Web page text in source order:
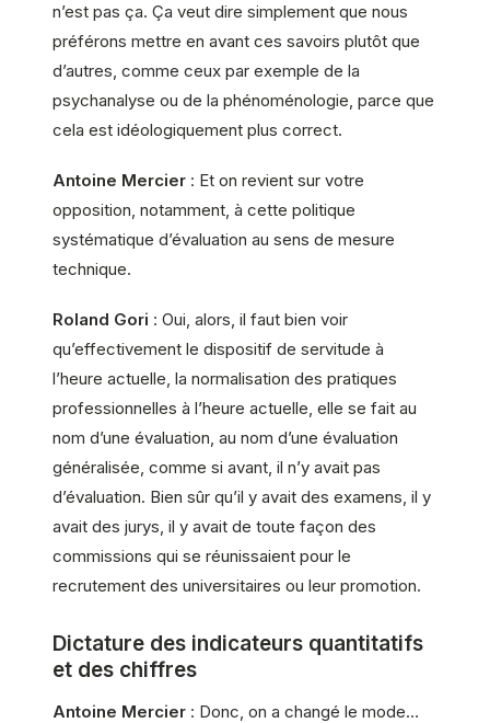
n’est pas ça. Ça veut dire simplement que nous
préférons mettre en avant ces savoirs plutôt que
d’autres, comme ceux par exemple de la
psychanalyse ou de la phénoménologie, parce que
cela est idéologiquement plus correct.
Antoine Mercier : Et on revient sur votre
opposition, notamment, à cette politique
systématique d’évaluation au sens de mesure
technique.
Roland Gori : Oui, alors, il faut bien voir
qu’effectivement le dispositif de servitude à
l’heure actuelle, la normalisation des pratiques
professionnelles à l’heure actuelle, elle se fait au
nom d’une évaluation, au nom d’une évaluation
généralisée, comme si avant, il n’y avait pas
d’évaluation. Bien sûr qu’il y avait des examens, il y
avait des jurys, il y avait de toute façon des
commissions qui se réunissaient pour le
recrutement des universitaires ou leur promotion.
Dictature des indicateurs quantitatifs
et des chiffres
Antoine Mercier : Donc, on a changé le mode…